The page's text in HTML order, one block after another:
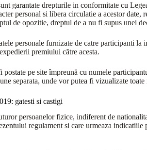
garantate drepturile in conformitate cu
personal si libera circulatie a acestor
de opozitie, dreptul de a nu fi supus unei
personale furnizate de catre participanti
premiului către acesta.
postate pe site împreună cu numele
separata, unde vor putea fi vizualizate toate
gatesti si castigi
persoanelor fizice, indiferent de
regulament si care urmeaza